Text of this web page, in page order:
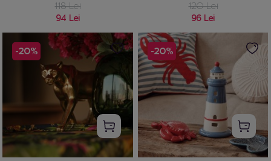
118 Lei
94 Lei
120 Lei
96 Lei
-20% -20%